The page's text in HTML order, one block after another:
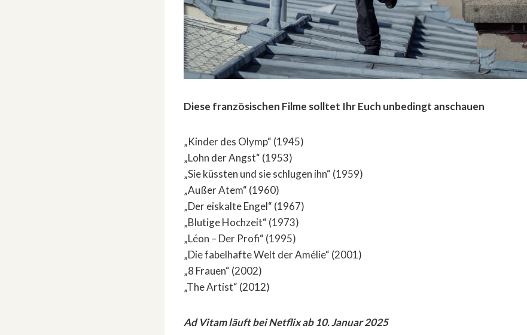
Diese französischen Filme solltet Ihr Euch unbedingt anschauen
„Kinder des Olymp“ (1945)
„Lohn der Angst“ (1953)
„Sie küssten und sie schlugen ihn“ (1959)
„Außer Atem“ (1960)
„Der eiskalte Engel“ (1967)
„Blutige Hochzeit“ (1973)
„Léon – Der Profi“ (1995)
„Die fabelhafte Welt der Amélie“ (2001)
„8 Frauen“ (2002)
„The Artist“ (2012)
Ad Vitam läuft bei Netflix ab 10. Januar 2025